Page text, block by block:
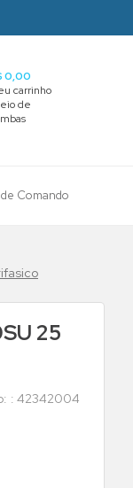
0,00
Comando
25
: 42342004